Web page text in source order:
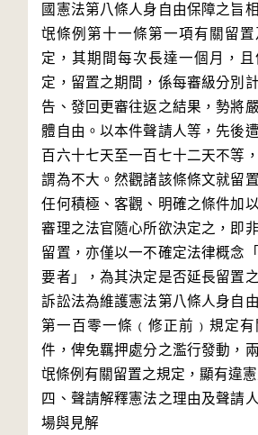
國憲法第八條人身自由保障之旨
氓條例第十一條第一項有關留
定，其期間每次長達一個月，
定，留置之期間，係每審級分別
告、發回更審往返之結果，勢將
體自由。以本件聲請人等，先後
百六十七天至一百七十二天不等
謂為不大。然觀諸該條條文就留
任何積極、客觀、明確之條件加
審理之法官隨心所欲決定之，即
留置，亦僅以一不確定法律概念
要者」，為其決定是否延長留置
訴訟法為維護憲法第八條人身自
第一百零一條﹙修正前﹚規定
件，俾免羈押處分之濫行發動，
氓條例有關留置之規定，顯有違憲
四、聲請解釋憲法之理由及聲請
場與見解